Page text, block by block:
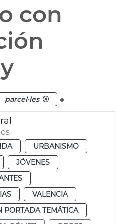
con
y
parcel·les .
URBANISMO
JÓVENES
VALENCIA
PORTADA TEMÁTICA